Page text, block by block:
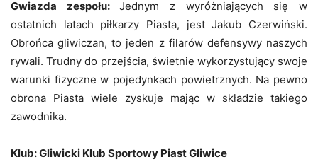
Gwiazda zespołu:Jednym z wyróżniających się w
ostatnich latach piłkarzy Piasta, jest Jakub Czerwiński.
Obrońca gliwiczan, to jeden z filarów defensywy naszych
rywali. Trudny do przejścia, świetnie wykorzystujący swoje
warunki fizyczne w pojedynkach powietrznych. Na pewno
obrona Piasta wiele zyskuje mając w składzie takiego
zawodnika.
Klub: Gliwicki Klub Sportowy Piast Gliwice